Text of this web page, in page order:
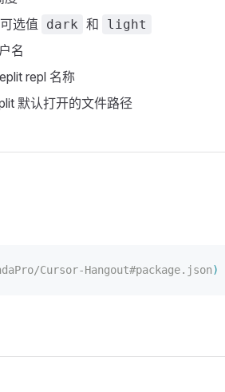
选值 dark 和
light
名
repl 名称
默认打开的文件路径
Cursor-Hangout#package.json)